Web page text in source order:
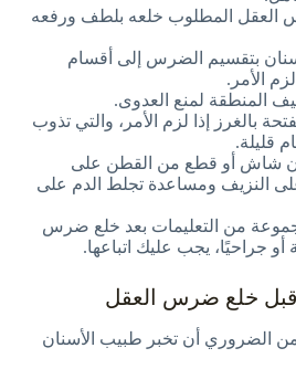
العقل المطلوب خلعه بلطف ورفعه
بتقسيم الضرس إلى أقسام
الأمر.
المنطقة لمنع العدوى.
بالغرز إذا لزم الأمر، والتي تذوب
قليلة.
شاش أو قطع من القطن على
النزيف ومساعدة تجلط الدم على
من التعليمات بعد خلع ضرس
أو جراحيًا، يجب عليك اتباعها.
قبل خلع ضرس العقل
الضروري أن تخبر طبيب الأسنان